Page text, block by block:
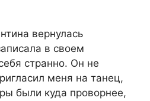
вернулась
в своем
странно. Он не
меня на танец,
были куда проворнее,